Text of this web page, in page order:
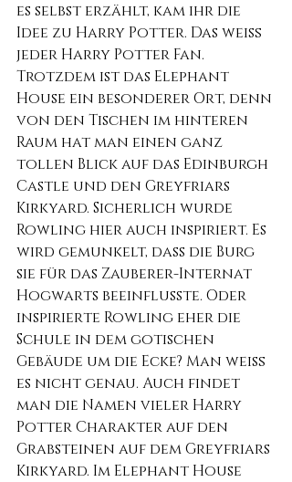
es selbst erzählt, kam ihr die
Idee zu Harry Potter. Das weiß
jeder Harry Potter Fan.
Trotzdem ist das Elephant
House ein besonderer Ort, denn
von den Tischen im hinteren
Raum hat man einen ganz
tollen Blick auf das Edinburgh
Castle und den Greyfriars
Kirkyard. Sicherlich wurde
Rowling hier auch inspiriert. Es
wird gemunkelt, dass die Burg
sie für das Zauberer-Internat
Hogwarts beeinflusste. Oder
inspirierte Rowling eher die
Schule in dem gotischen
Gebäude um die Ecke? Man weiß
es nicht genau. Auch findet
man die Namen vieler Harry
Potter Charakter auf den
Grabsteinen auf dem Greyfriars
Kirkyard. Im Elephant House